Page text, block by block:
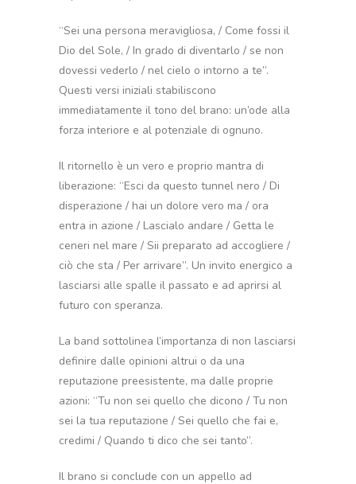
“Sei una persona meravigliosa, / Come fossi il
Dio del Sole, / In grado di diventarlo / se non
dovessi vederlo / nel cielo o intorno a te”.
Questi versi iniziali stabiliscono
immediatamente il tono del brano: un’ode alla
forza interiore e al potenziale di ognuno.
Il ritornello è un vero e proprio mantra di
liberazione: “Esci da questo tunnel nero / Di
disperazione / hai un dolore vero ma / ora
entra in azione / Lascialo andare / Getta le
ceneri nel mare / Sii preparato ad accogliere /
ciò che sta / Per arrivare”. Un invito energico a
lasciarsi alle spalle il passato e ad aprirsi al
futuro con speranza.
La band sottolinea l’importanza di non lasciarsi
definire dalle opinioni altrui o da una
reputazione preesistente, ma dalle proprie
azioni: “Tu non sei quello che dicono / Tu non
sei la tua reputazione / Sei quello che fai e,
credimi / Quando ti dico che sei tanto”.
Il brano si conclude con un appello ad